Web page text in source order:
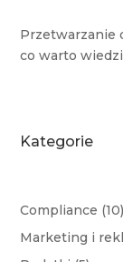
Przetwarzanie
co warto
Kategorie
Compliance (10)
Marketing i